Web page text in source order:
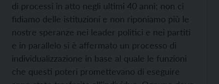
di processi in atto negli ultimi 40 anni: non ci
fidiamo delle istituzioni e non riponiamo più le
nostre speranze nei leader politici e nei partiti
e in parallelo si è affermato un processo di
individualizzazione in base al quale le funzioni
che questi poteri promettevano di eseguire